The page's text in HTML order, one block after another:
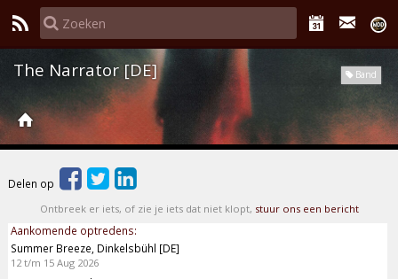
Band
The Narrator [DE]
Delen op
Ontbreek er iets, of zie je iets dat niet klopt, stuur ons een bericht
Aankomende optredens:
Summer Breeze, Dinkelsbühl [DE]
12 t/m 15 Aug 2026